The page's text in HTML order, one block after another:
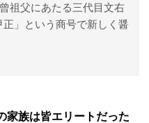
祖父にあたる三代目文右
」という商号で新しく醤
家族は皆エリートだった